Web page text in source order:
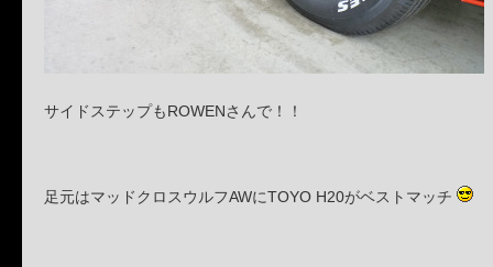
サイドステップもROWENさんで！！
足元はマッドクロスウルフAWにTOYO H20がベストマッチ